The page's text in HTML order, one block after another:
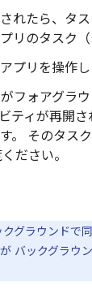
れたら、タ
リのタスク
プリを操作
フォアグラ
ティが再開
。 そのタス
ださい。
グラウンドで
バックグラウ